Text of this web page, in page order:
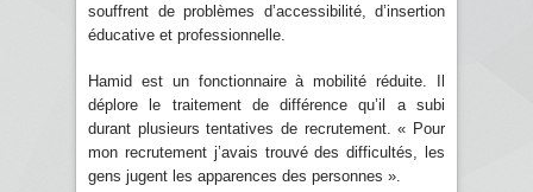
souffrent de problèmes d’accessibilité, d’insertion
éducative et professionnelle.
Hamid est un fonctionnaire à mobilité réduite. Il
déplore le traitement de différence qu’il a subi
durant plusieurs tentatives de recrutement. « Pour
mon recrutement j’avais trouvé des difficultés, les
gens jugent les apparences des personnes ».